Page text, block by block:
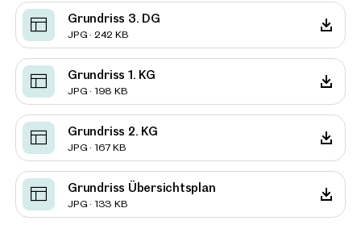
Grundriss 3. DG
JPG · 242 KB
Grundriss 1. KG
JPG · 198 KB
Grundriss 2. KG
JPG · 167 KB
Grundriss Übersichtsplan
JPG · 133 KB